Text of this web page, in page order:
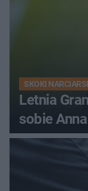
SKOKI
Letnia
sobie